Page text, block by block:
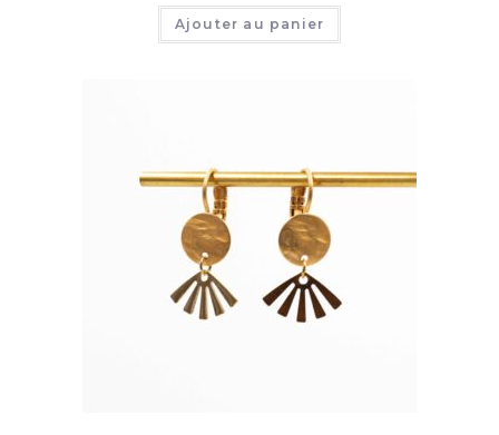
Ajouter au panier